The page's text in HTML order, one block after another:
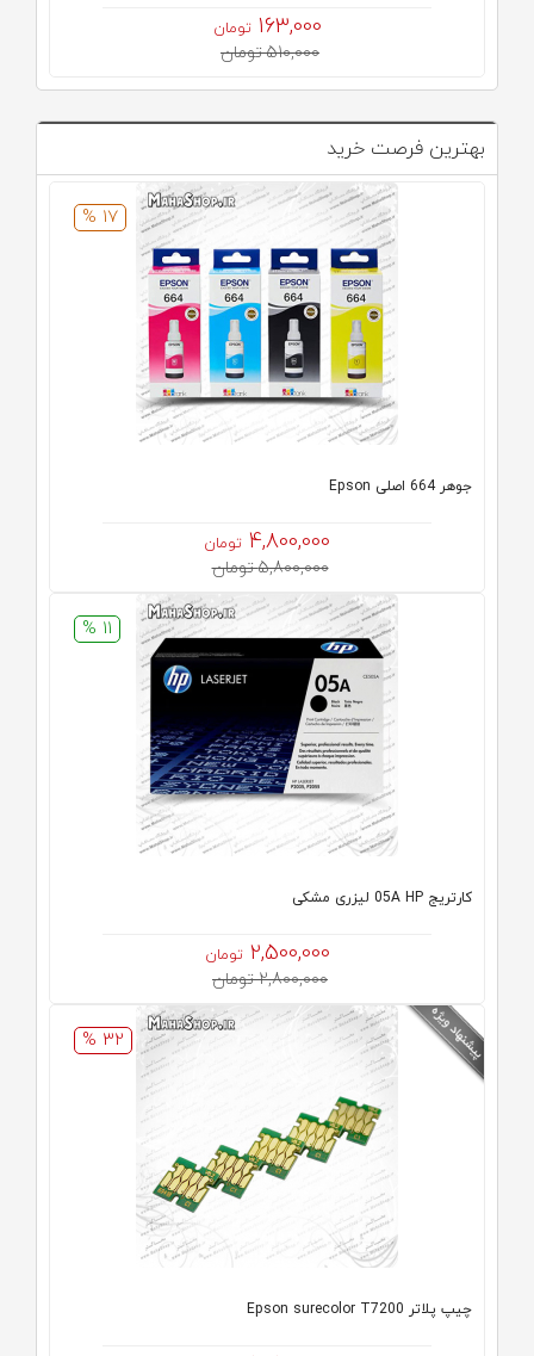
163,000 تومان
510,000 تومان
بهترین فرصت خرید
17 %
جوهر 664 اصلی Epson
4,800,000 تومان
5,800,000 تومان
11 %
كارتريج 05A HP لیزری مشکی
2,500,000 تومان
2,800,000 تومان
32 %
چیپ پلاتر Epson surecolor T7200